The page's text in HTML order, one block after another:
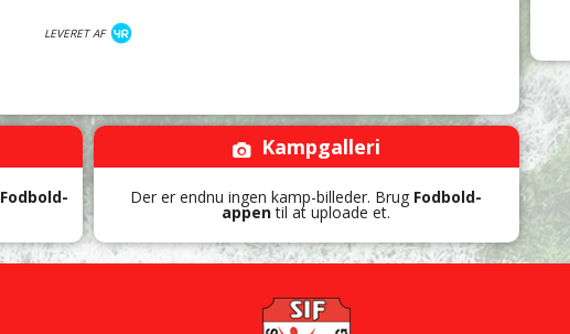
LEVERET AF
Fodbold-
Kampgalleri
Der er endnu ingen kamp-billeder. Brug Fodbold-
appentil at uploade et.